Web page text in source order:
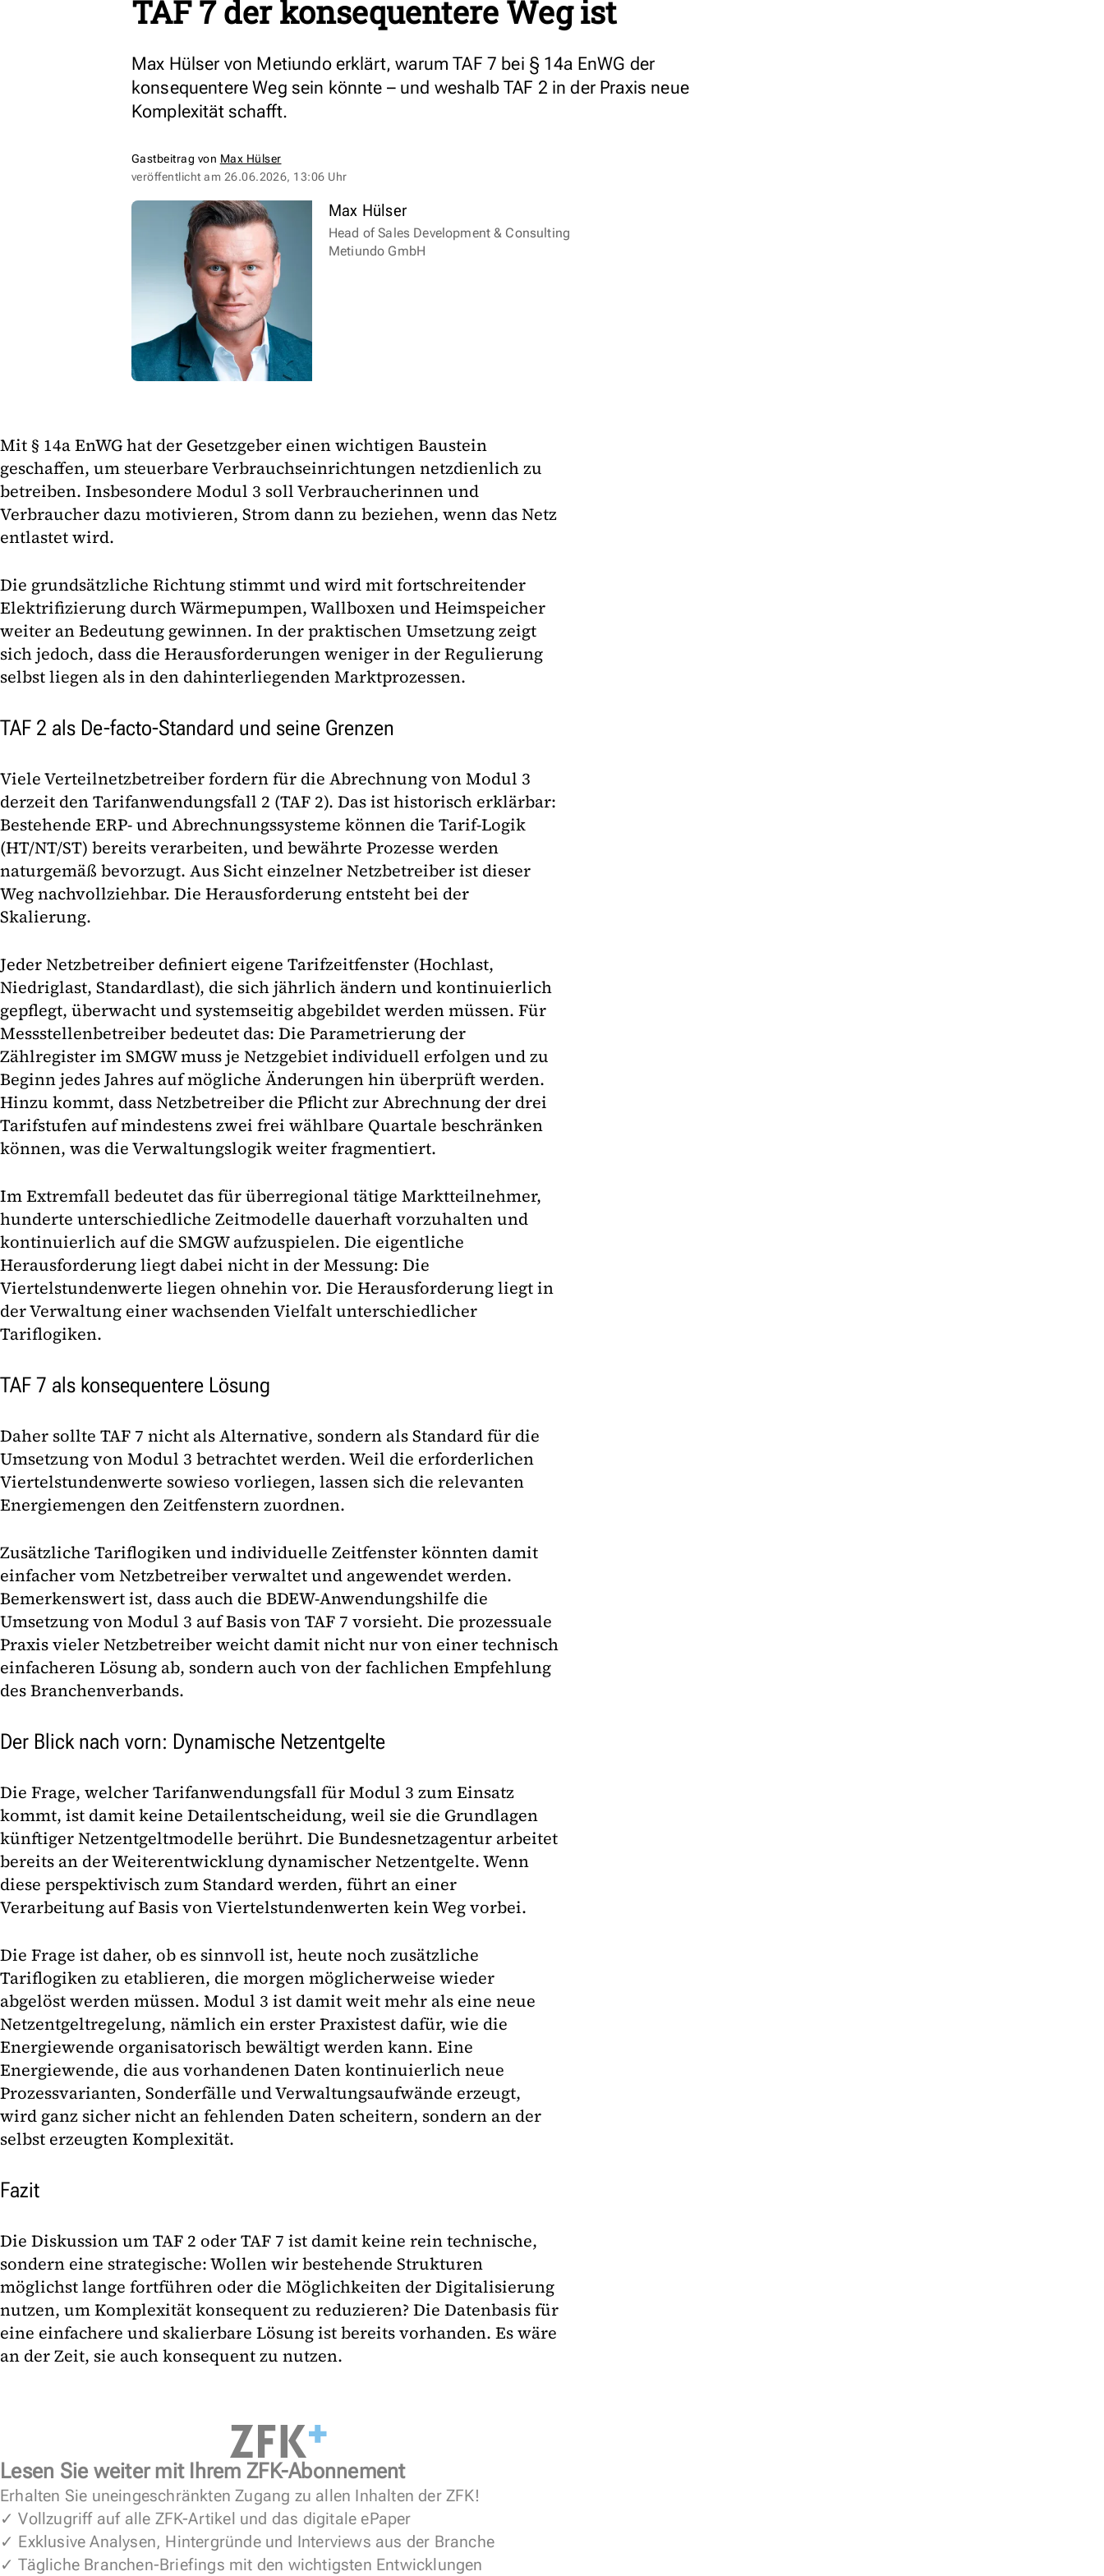
TAF 7 der konsequentere Weg ist
Max Hülser von Metiundo erklärt, warum TAF 7 bei § 14a EnWG der
konsequentere Weg sein könnte – und weshalb TAF 2 in der Praxis neue
Komplexität schafft.
Gastbeitrag von Max Hülser
veröffentlicht am 26.06.2026, 13:06 Uhr
Max Hülser
Head of Sales Development & Consulting
Metiundo GmbH
Mit § 14a EnWG hat der Gesetzgeber einen wichtigen Baustein
geschaffen, um steuerbare Verbrauchseinrichtungen netzdienlich zu
betreiben. Insbesondere Modul 3 soll Verbraucherinnen und
Verbraucher dazu motivieren, Strom dann zu beziehen, wenn das Netz
entlastet wird.
Die grundsätzliche Richtung stimmt und wird mit fortschreitender
Elektrifizierung durch Wärmepumpen, Wallboxen und Heimspeicher
weiter an Bedeutung gewinnen. In der praktischen Umsetzung zeigt
sich jedoch, dass die Herausforderungen weniger in der Regulierung
selbst liegen als in den dahinterliegenden Marktprozessen.
TAF 2 als De-facto-Standard und seine Grenzen
Viele Verteilnetzbetreiber fordern für die Abrechnung von Modul 3
derzeit den Tarifanwendungsfall 2 (TAF 2). Das ist historisch erklärbar:
Bestehende ERP- und Abrechnungssysteme können die Tarif-Logik
(HT/NT/ST) bereits verarbeiten, und bewährte Prozesse werden
naturgemäß bevorzugt. Aus Sicht einzelner Netzbetreiber ist dieser
Weg nachvollziehbar. Die Herausforderung entsteht bei der
Skalierung.
Jeder Netzbetreiber definiert eigene Tarifzeitfenster (Hochlast,
Niedriglast, Standardlast), die sich jährlich ändern und kontinuierlich
gepflegt, überwacht und systemseitig abgebildet werden müssen. Für
Messstellenbetreiber bedeutet das: Die Parametrierung der
Zählregister im SMGW muss je Netzgebiet individuell erfolgen und zu
Beginn jedes Jahres auf mögliche Änderungen hin überprüft werden.
Hinzu kommt, dass Netzbetreiber die Pflicht zur Abrechnung der drei
Tarifstufen auf mindestens zwei frei wählbare Quartale beschränken
können, was die Verwaltungslogik weiter fragmentiert.
Im Extremfall bedeutet das für überregional tätige Marktteilnehmer,
hunderte unterschiedliche Zeitmodelle dauerhaft vorzuhalten und
kontinuierlich auf die SMGW aufzuspielen. Die eigentliche
Herausforderung liegt dabei nicht in der Messung: Die
Viertelstundenwerte liegen ohnehin vor. Die Herausforderung liegt in
der Verwaltung einer wachsenden Vielfalt unterschiedlicher
Tariflogiken.
TAF 7 als konsequentere Lösung
Daher sollte TAF 7 nicht als Alternative, sondern als Standard für die
Umsetzung von Modul 3 betrachtet werden. Weil die erforderlichen
Viertelstundenwerte sowieso vorliegen, lassen sich die relevanten
Energiemengen den Zeitfenstern zuordnen.
Zusätzliche Tariflogiken und individuelle Zeitfenster könnten damit
einfacher vom Netzbetreiber verwaltet und angewendet werden.
Bemerkenswert ist, dass auch die BDEW-Anwendungshilfe die
Umsetzung von Modul 3 auf Basis von TAF 7 vorsieht. Die prozessuale
Praxis vieler Netzbetreiber weicht damit nicht nur von einer technisch
einfacheren Lösung ab, sondern auch von der fachlichen Empfehlung
des Branchenverbands.
Der Blick nach vorn: Dynamische Netzentgelte
Die Frage, welcher Tarifanwendungsfall für Modul 3 zum Einsatz
kommt, ist damit keine Detailentscheidung, weil sie die Grundlagen
künftiger Netzentgeltmodelle berührt. Die Bundesnetzagentur arbeitet
bereits an der Weiterentwicklung dynamischer Netzentgelte. Wenn
diese perspektivisch zum Standard werden, führt an einer
Verarbeitung auf Basis von Viertelstundenwerten kein Weg vorbei.
Die Frage ist daher, ob es sinnvoll ist, heute noch zusätzliche
Tariflogiken zu etablieren, die morgen möglicherweise wieder
abgelöst werden müssen. Modul 3 ist damit weit mehr als eine neue
Netzentgeltregelung, nämlich ein erster Praxistest dafür, wie die
Energiewende organisatorisch bewältigt werden kann. Eine
Energiewende, die aus vorhandenen Daten kontinuierlich neue
Prozessvarianten, Sonderfälle und Verwaltungsaufwände erzeugt,
wird ganz sicher nicht an fehlenden Daten scheitern, sondern an der
selbst erzeugten Komplexität.
Fazit
Die Diskussion um TAF 2 oder TAF 7 ist damit keine rein technische,
sondern eine strategische: Wollen wir bestehende Strukturen
möglichst lange fortführen oder die Möglichkeiten der Digitalisierung
nutzen, um Komplexität konsequent zu reduzieren? Die Datenbasis für
eine einfachere und skalierbare Lösung ist bereits vorhanden. Es wäre
an der Zeit, sie auch konsequent zu nutzen.
Lesen Sie weiter mit Ihrem ZFK-Abonnement
Erhalten Sie uneingeschränkten Zugang zu allen Inhalten der ZFK!
✓ Vollzugriff auf alle ZFK-Artikel und das digitale ePaper
✓ Exklusive Analysen, Hintergründe und Interviews aus der Branche
✓ Tägliche Branchen-Briefings mit den wichtigsten Entwicklungen